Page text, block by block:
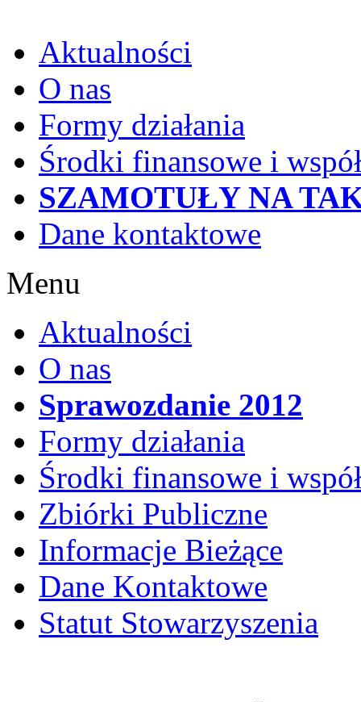
Aktualności
O nas
Formy działania
Środki finansowe i
SZAMOTUŁY NA
Dane kontaktowe
Menu
Aktualności
O nas
Sprawozdanie 2012
Formy działania
Środki finansowe i
Zbiórki Publiczne
Informacje Bieżące
Dane Kontaktowe
Statut Stowarzyszenia